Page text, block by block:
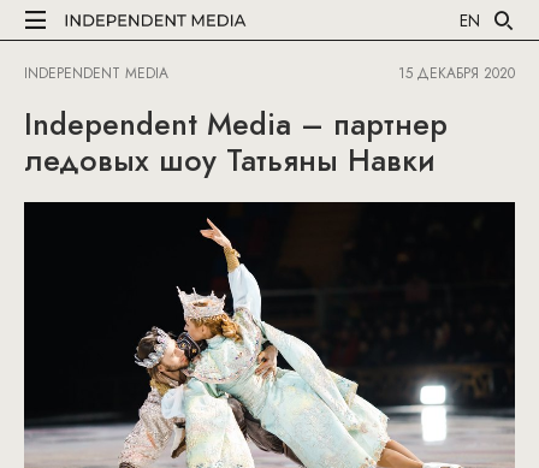
EN
INDEPENDENT MEDIA 15 ДЕКАБРЯ 2020
Independent Media – партнер
ледовых шоу Татьяны Навки